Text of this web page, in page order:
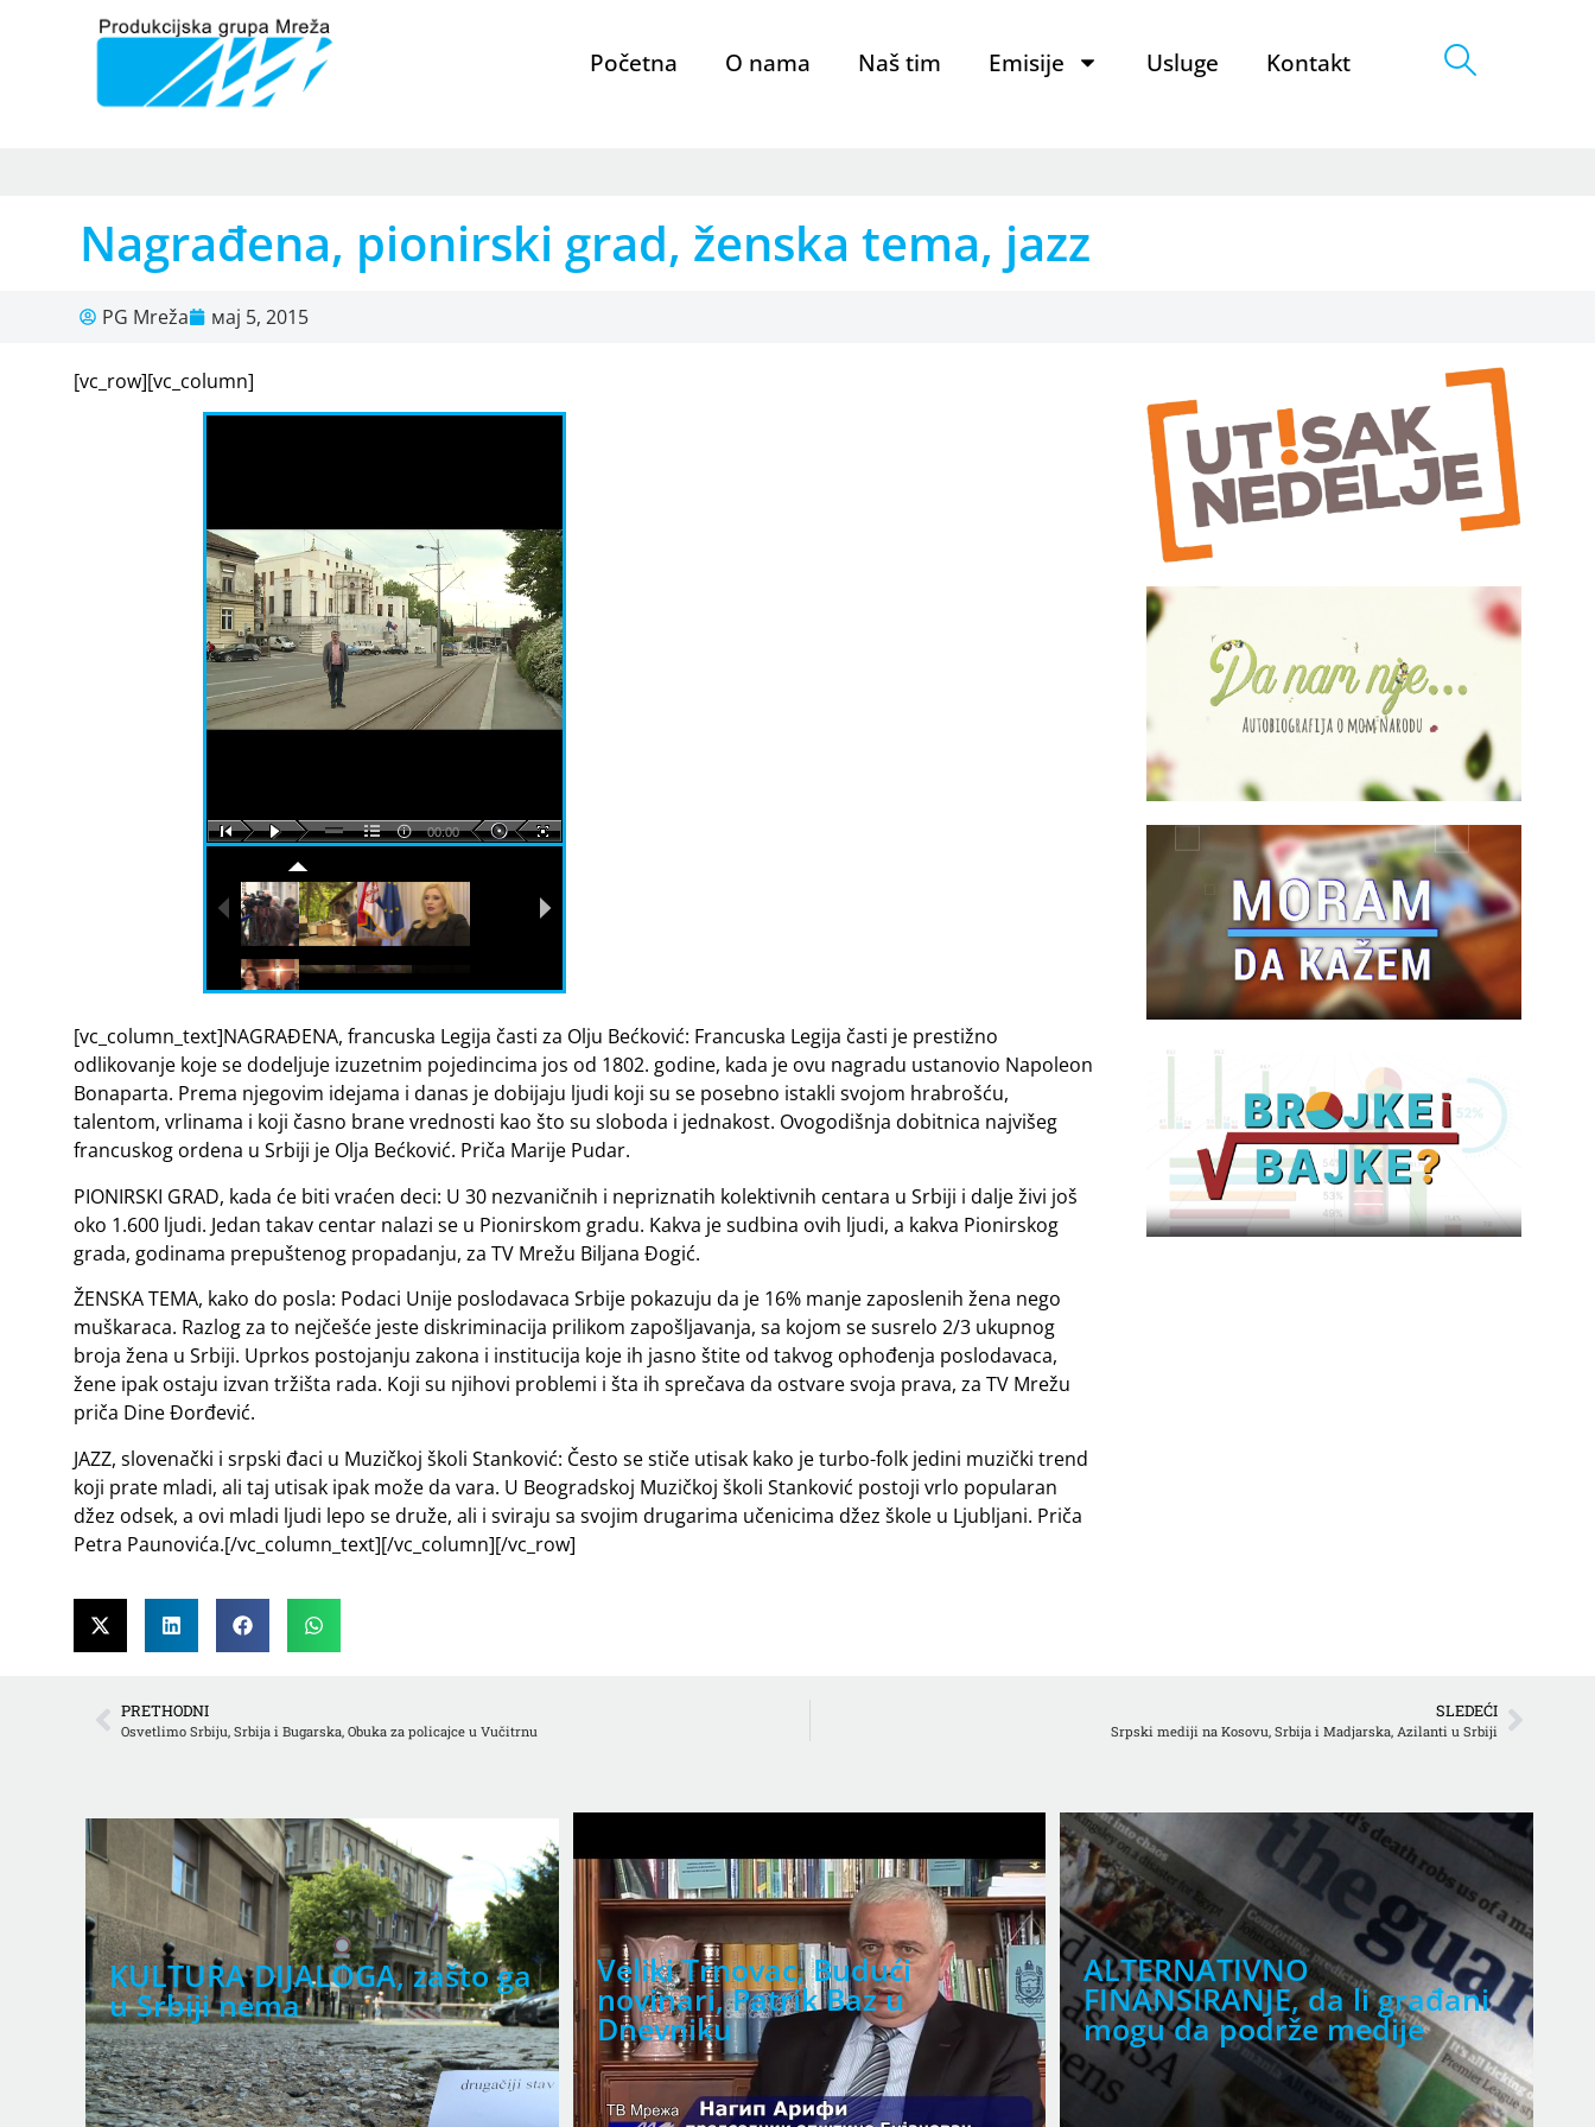
Početna O nama Naš tim Emisije Usluge Kontakt
Nagrađena, pionirski grad, ženska tema, jazz
PG Mreža мај 5, 2015
[vc_row][vc_column]
00:00
[vc_column_text]NAGRAĐENA, francuska Legija časti za Olju Bećković: Francuska Legija časti je prestižno
odlikovanje koje se dodeljuje izuzetnim pojedincima jos od 1802. godine, kada je ovu nagradu ustanovio Napoleon
Bonaparta. Prema njegovim idejama i danas je dobijaju ljudi koji su se posebno istakli svojom hrabrošću,
talentom, vrlinama i koji časno brane vrednosti kao što su sloboda i jednakost. Ovogodišnja dobitnica najvišeg
francuskog ordena u Srbiji je Olja Bećković. Priča Marije Pudar.
PIONIRSKI GRAD, kada će biti vraćen deci: U 30 nezvaničnih i nepriznatih kolektivnih centara u Srbiji i dalje živi još
oko 1.600 ljudi. Jedan takav centar nalazi se u Pionirskom gradu. Kakva je sudbina ovih ljudi, a kakva Pionirskog
grada, godinama prepuštenog propadanju, za TV Mrežu Biljana Đogić.
ŽENSKA TEMA, kako do posla: Podaci Unije poslodavaca Srbije pokazuju da je 16% manje zaposlenih žena nego
muškaraca. Razlog za to nejčešće jeste diskriminacija prilikom zapošljavanja, sa kojom se susrelo 2/3 ukupnog
broja žena u Srbiji. Uprkos postojanju zakona i institucija koje ih jasno štite od takvog ophođenja poslodavaca,
žene ipak ostaju izvan tržišta rada. Koji su njihovi problemi i šta ih sprečava da ostvare svoja prava, za TV Mrežu
priča Dine Đorđević.
JAZZ, slovenački i srpski đaci u Muzičkoj školi Stanković: Često se stiče utisak kako je turbo-folk jedini muzički trend
koji prate mladi, ali taj utisak ipak može da vara. U Beogradskoj Muzičkoj školi Stanković postoji vrlo popularan
džez odsek, a ovi mladi ljudi lepo se druže, ali i sviraju sa svojim drugarima učenicima džez škole u Ljubljani. Priča
Petra Paunovića.[/vc_column_text][/vc_column][/vc_row]
PRETHODNI
Osvetlimo Srbiju, Srbija i Bugarska, Obuka za policajce u Vučitrnu
SLEDEĆI
Srpski mediji na Kosovu, Srbija i Madjarska, Azilanti u Srbiji
KULTURA DIJALOGA, zašto ga
u Srbiji nema
Veliki Trnovac, Budući
novinari, Patrik Baz u
Dnevniku
ALTERNATIVNO
FINANSIRANJE, da li građani
mogu da podrže medije